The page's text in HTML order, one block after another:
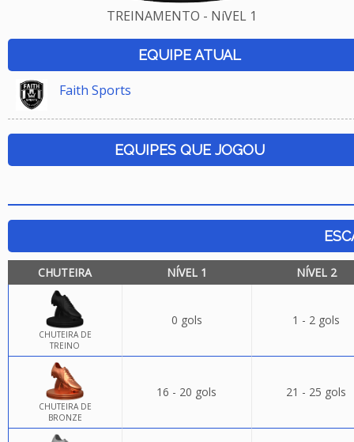
TREINAMENTO - NíVEL 1
EQUIPE ATUAL
Faith Sports
EQUIPES QUE JOGOU
CHUTEIRA NÍVEL 1 NÍVEL 2
CHUTEIRA DE
TREINO
0 gols 1 - 2 gols
CHUTEIRA DE
BRONZE
16 - 20 gols 21 - 25 gols